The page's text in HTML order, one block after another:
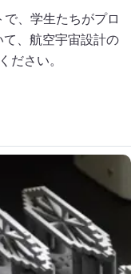
、学生たちがプロ
、航空宇宙設計の
ださい。